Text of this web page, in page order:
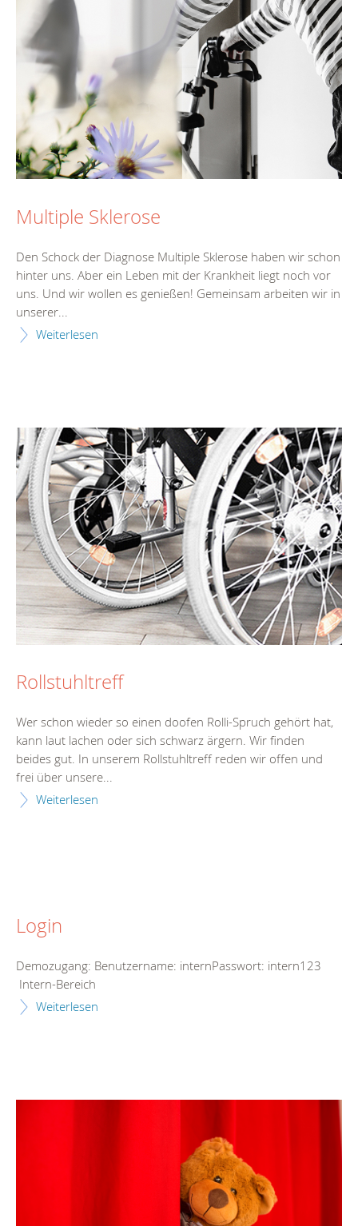
Multiple Sklerose
Den Schock der Diagnose Multiple Sklerose haben wir schon
hinter uns. Aber ein Leben mit der Krankheit liegt noch vor
uns. Und wir wollen es genießen! Gemeinsam arbeiten wir in
unserer...
Weiterlesen
Rollstuhltreff
Wer schon wieder so einen doofen Rolli-Spruch gehört hat,
kann laut lachen oder sich schwarz ärgern. Wir finden
beides gut. In unserem Rollstuhltreff reden wir offen und
frei über unsere...
Weiterlesen
Login
Demozugang: Benutzername: internPasswort: intern123
Intern-Bereich
Weiterlesen